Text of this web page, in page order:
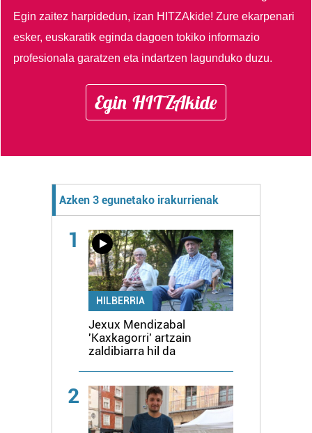
Egin zaitez harpidedun, izan HITZAkide!Zure ekarpenari
esker, euskaratik eginda dagoen tokiko informazio
profesionala garatzen eta indartzen lagunduko duzu.
Egin HITZAkide
Azken 3 egunetako irakurrienak
1
HILBERRIA
Jexux Mendizabal
'Kaxkagorri' artzain
zaldibiarra hil da
2